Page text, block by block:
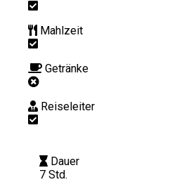
Mahlzeit
Getränke
Reiseleiter
Dauer
7 Std.